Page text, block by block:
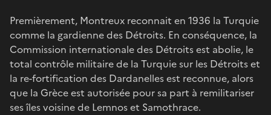
Premièrement, Montreux reconnait en 1936 la Turquie
comme la gardienne des Détroits. En conséquence, la
Commission internationale des Détroits est abolie, le
total contrôle militaire de la Turquie sur les Détroits et
la re-fortification des Dardanelles est reconnue, alors
que la Grèce est autorisée pour sa part à remilitariser
ses îles voisine de Lemnos et Samothrace.